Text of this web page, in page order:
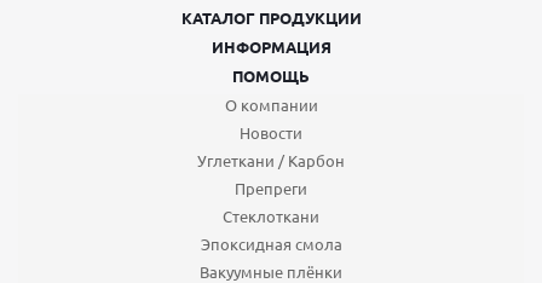
КАТАЛОГ ПРОДУКЦИИ
ИНФОРМАЦИЯ
ПОМОЩЬ
О компании
Новости
Углеткани / Карбон
Препреги
Стеклоткани
Эпоксидная смола
Вакуумные плёнки